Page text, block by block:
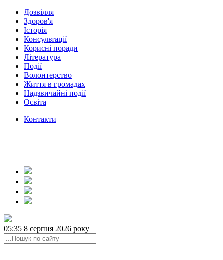
Дозвілля
Здоров'я
Історія
Консультації
Корисні поради
Література
Події
Волонтерство
Життя в громадах
Надзвичайні події
Освіта
Контакти
05:35 8 серпня 2026 року